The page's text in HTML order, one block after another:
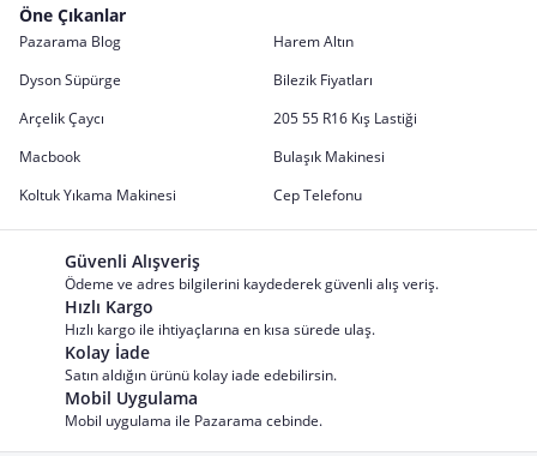
Öne Çıkanlar
Pazarama Blog
Harem Altın
Dyson Süpürge
Bilezik Fiyatları
Arçelik Çaycı
205 55 R16 Kış Lastiği
Macbook
Bulaşık Makinesi
Koltuk Yıkama Makinesi
Cep Telefonu
Güvenli Alışveriş
Ödeme ve adres bilgilerini kaydederek güvenli alış veriş.
Hızlı Kargo
Hızlı kargo ile ihtiyaçlarına en kısa sürede ulaş.
Kolay İade
Satın aldığın ürünü kolay iade edebilirsin.
Mobil Uygulama
Mobil uygulama ile Pazarama cebinde.